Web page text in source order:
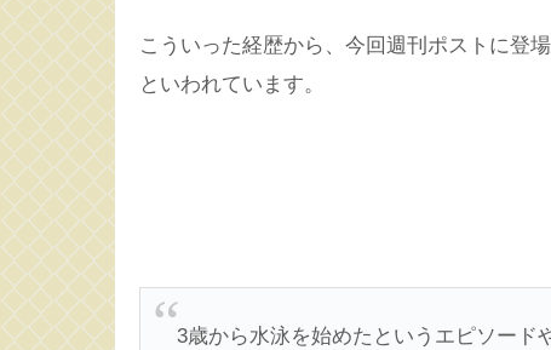
こういった経歴から、今回週刊ポストに登
といわれています。
3歳から水泳を始めたというエピソード